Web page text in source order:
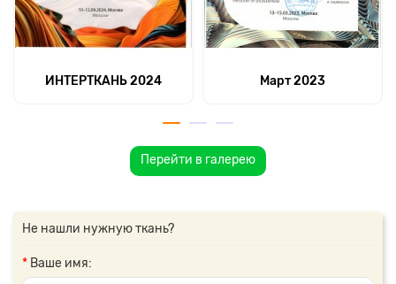
ИНТЕРТКАНЬ 2024 Март 2023
Перейти в галерею
Не нашли нужную ткань?
Ваше имя: